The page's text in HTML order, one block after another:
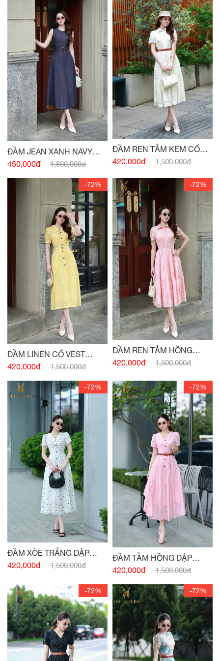
ĐẦM JEAN XANH NAVY
SÁT NÁCH ĐAI EO
450,000đ 1,500,000đ
ĐẦM REN TẰM KEM CỔ
ĐỨC
420,000đ 1,500,000đ
-72%
ĐẦM LINEN CỔ VEST
VÀNG BƠ ĐAI EO
420,000đ 1,500,000đ
-72%
ĐẦM REN TẰM HỒNG
THẠCH ANH
420,000đ 1,500,000đ
-72%
ĐẦM XÒE TRẮNG DẬP
NHĂN CỔ V
420,000đ 1,500,000đ
-72%
ĐẦM TẰM HỒNG DẬP
NHĂN CỔ V
420,000đ 1,500,000đ
-72% -72%